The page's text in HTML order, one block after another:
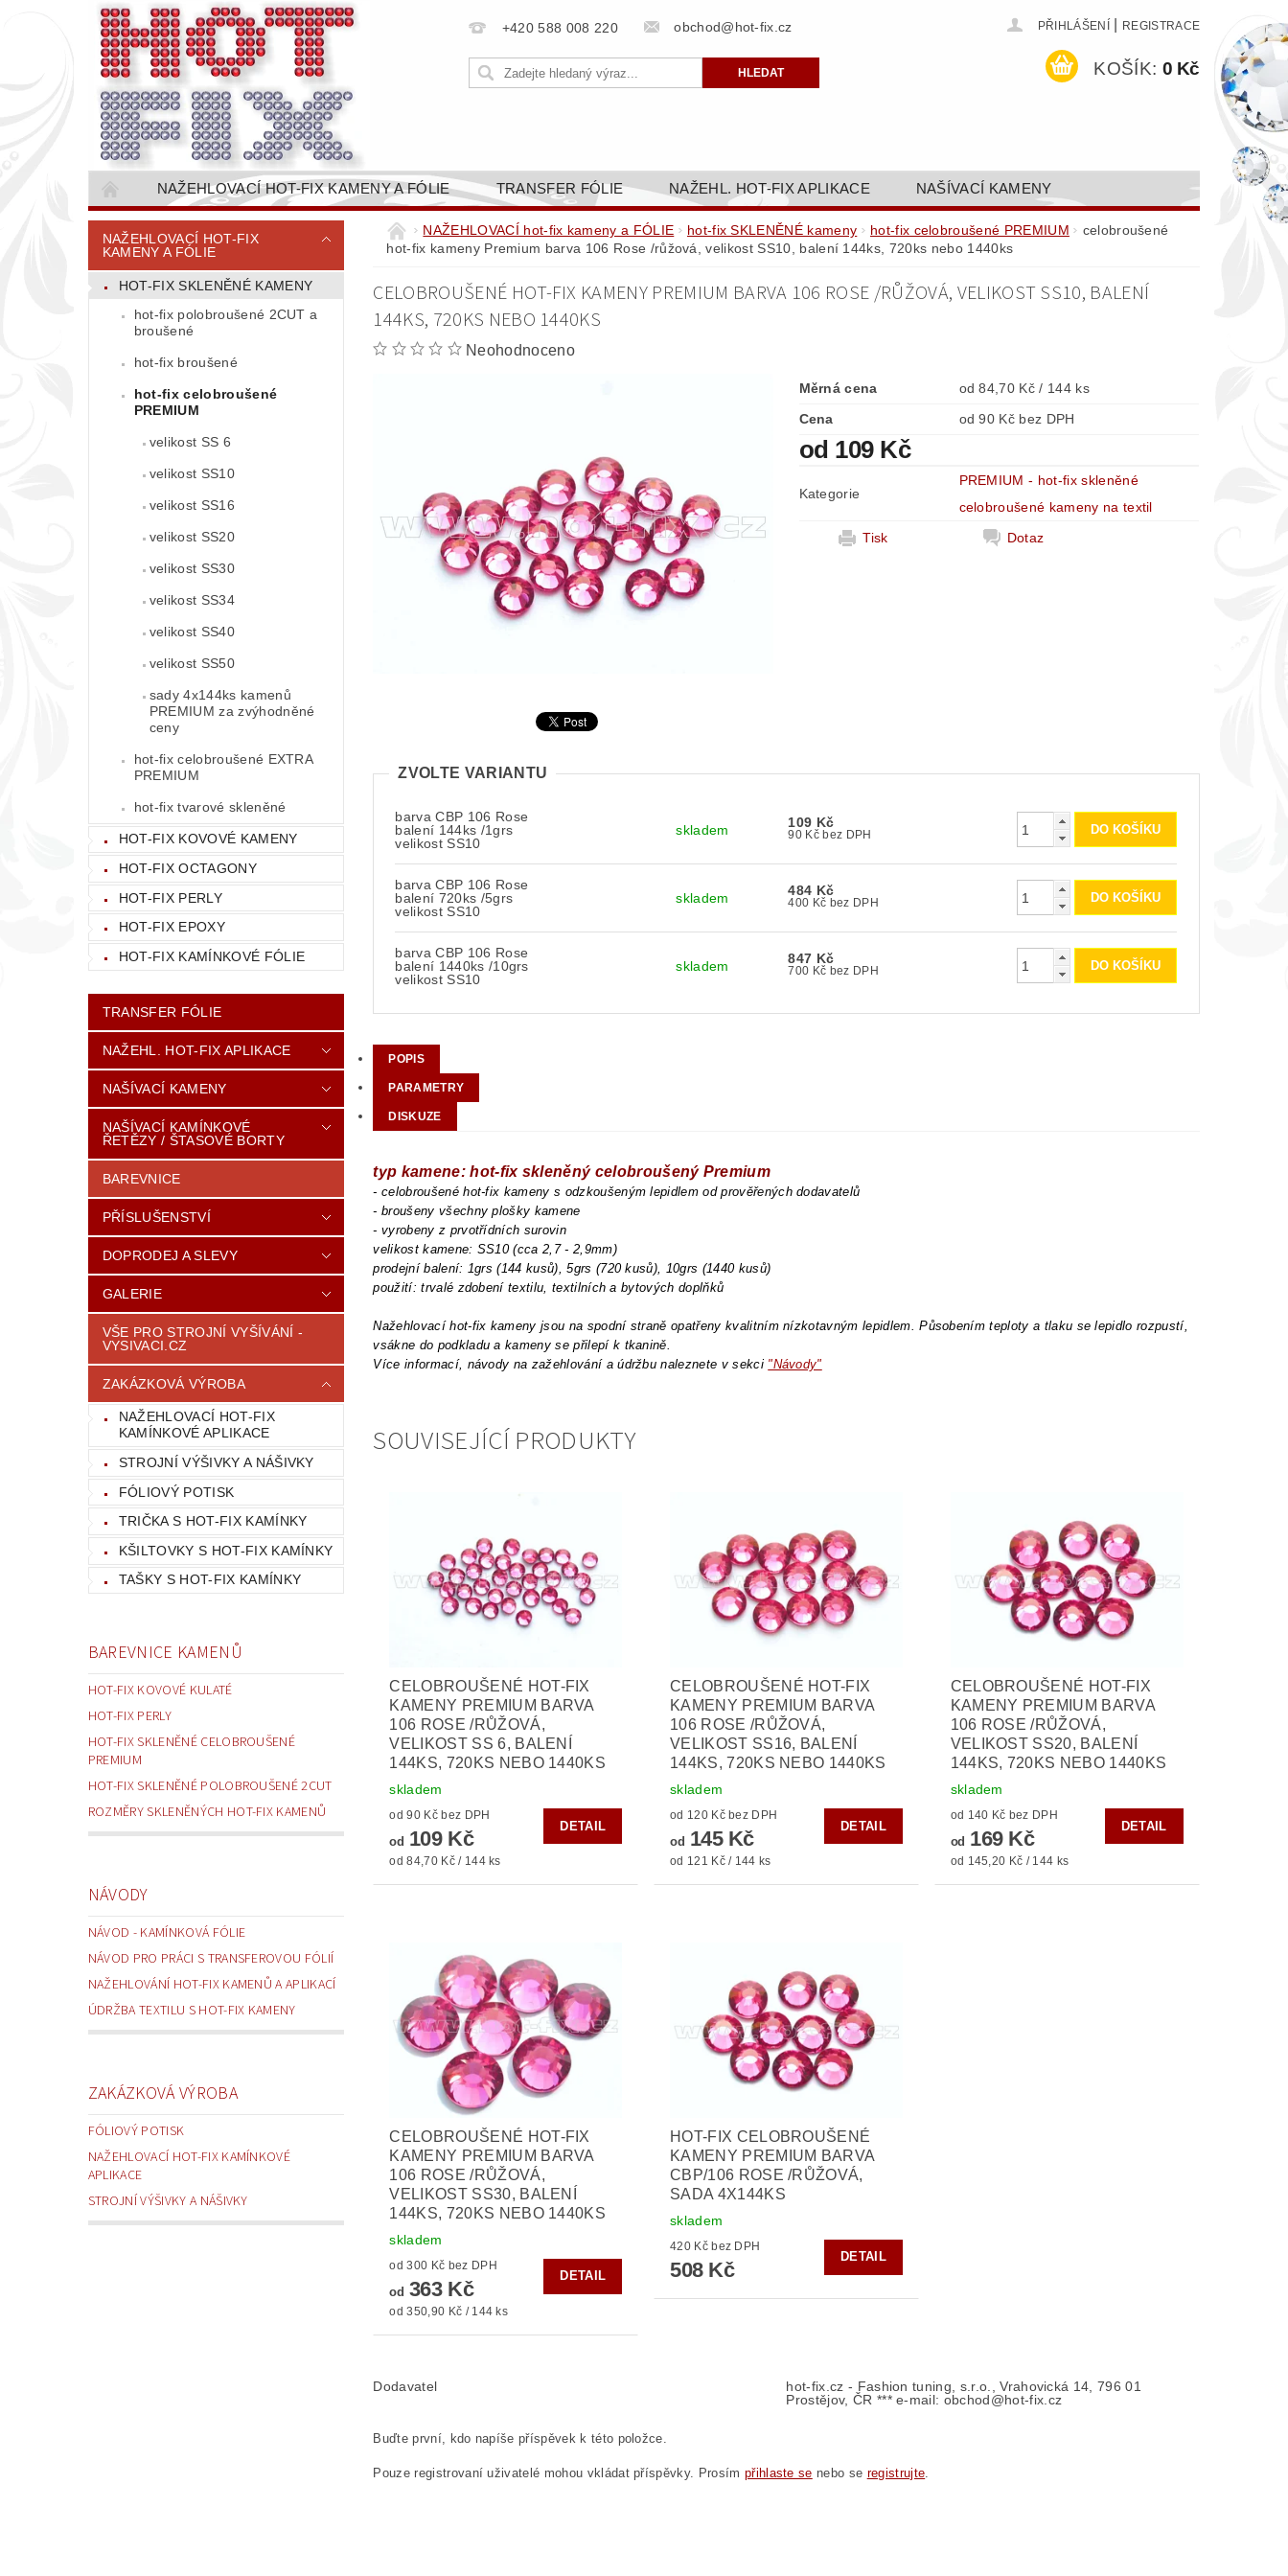
+420 588 008 220 obchod@hot-fix.cz PŘIHLÁŠENÍ REGISTRACE
KOŠÍK: 0 Kč
NAŽEHLOVACÍ HOT-FIX KAMENY A FÓLIE TRANSFER FÓLIE NAŽEHL. HOT-FIX APLIKACE NAŠÍVACÍ KAMENY
NAŠÍVACÍ KAMÍNKOVÉ ŘETĚZY / ŠTASOVÉ BORTY BAREVNICE PŘÍSLUŠENSTVÍ DOPRODEJ A SLEVY GALERIE
VŠE PRO STROJNÍ VYŠÍVÁNÍ - VYSIVACI.CZ ZAKÁZKOVÁ VÝROBA NAPIŠTE NÁM KONTAKTY FA FASHION TUNING, S.R.O.
BAREVNICE KAMENŮ NÁVODY OBCHODNÍ PODMÍNKY PRO E-SHOP HOT-FIX.CZ ZÁSADY OCHRANY OSOBNÍCH ÚDAJŮ
CENÍK DOPRAVY (NÁKLADŮ EXPEDICE) PLATNÝ OD 14. 1.2025
NAŽEHLOVACÍ HOT-FIX
KAMENY A FÓLIE
HOT-FIX SKLENĚNÉ KAMENY
hot-fix polobroušené 2CUT a
broušené
hot-fix broušené
hot-fix celobroušené
PREMIUM
velikost SS 6
velikost SS10
velikost SS16
velikost SS20
velikost SS30
velikost SS34
velikost SS40
velikost SS50
sady 4x144ks kamenů
PREMIUM za zvýhodněné
ceny
hot-fix celobroušené EXTRA
PREMIUM
hot-fix tvarové skleněné
HOT-FIX KOVOVÉ KAMENY
HOT-FIX OCTAGONY
HOT-FIX PERLY
HOT-FIX EPOXY
HOT-FIX KAMÍNKOVÉ FÓLIE
TRANSFER FÓLIE
NAŽEHL. HOT-FIX APLIKACE
NAŠÍVACÍ KAMENY
NAŠÍVACÍ KAMÍNKOVÉ
ŘETĚZY / ŠTASOVÉ BORTY
BAREVNICE
PŘÍSLUŠENSTVÍ
DOPRODEJ A SLEVY
GALERIE
VŠE PRO STROJNÍ VYŠÍVÁNÍ -
VYSIVACI.CZ
ZAKÁZKOVÁ VÝROBA
NAŽEHLOVACÍ HOT-FIX
KAMÍNKOVÉ APLIKACE
STROJNÍ VÝŠIVKY A NÁŠIVKY
FÓLIOVÝ POTISK
TRIČKA S HOT-FIX KAMÍNKY
KŠILTOVKY S HOT-FIX KAMÍNKY
TAŠKY S HOT-FIX KAMÍNKY
BAREVNICE KAMENŮ
HOT-FIX KOVOVÉ KULATÉ
HOT-FIX PERLY
HOT-FIX SKLENĚNÉ CELOBROUŠENÉ
PREMIUM
HOT-FIX SKLENĚNÉ POLOBROUŠENÉ 2CUT
ROZMĚRY SKLENĚNÝCH HOT-FIX KAMENŮ
NÁVODY
NÁVOD - KAMÍNKOVÁ FÓLIE
NÁVOD PRO PRÁCI S TRANSFEROVOU FÓLIÍ
NAŽEHLOVÁNÍ HOT-FIX KAMENŮ A APLIKACÍ
ÚDRŽBA TEXTILU S HOT-FIX KAMENY
ZAKÁZKOVÁ VÝROBA
FÓLIOVÝ POTISK
NAŽEHLOVACÍ HOT-FIX KAMÍNKOVÉ
APLIKACE
STROJNÍ VÝŠIVKY A NÁŠIVKY
NAŽEHLOVACÍ hot-fix kameny a FÓLIE hot-fix SKLENĚNÉ kameny hot-fix celobroušené PREMIUM
celobroušené
hot-fix kameny Premium barva 106 Rose /růžová, velikost SS10, balení 144ks, 720ks nebo 1440ks
CELOBROUŠENÉ HOT-FIX KAMENY PREMIUM BARVA 106 ROSE /RŮŽOVÁ, VELIKOST SS10, BALENÍ
144KS, 720KS NEBO 1440KS
Neohodnoceno
Měrná cena
od 84,70 Kč / 144 ks
Cena
od 90 Kč bez DPH
od 109 Kč
Kategorie
PREMIUM - hot-fix skleněné
celobroušené kameny na textil
Tisk
Dotaz
ZVOLTE VARIANTU
barva CBP 106 Rose
balení 144ks /1grs
velikost SS10
skladem 109 Kč
90 Kč bez DPH
barva CBP 106 Rose
balení 720ks /5grs
velikost SS10
skladem 484 Kč
400 Kč bez DPH
barva CBP 106 Rose
balení 1440ks /10grs
velikost SS10
skladem 847 Kč
700 Kč bez DPH
POPIS
PARAMETRY
DISKUZE
typ kamene: hot-fix skleněný celobroušený Premium
- celobroušené hot-fix kameny s odzkoušeným lepidlem od prověřených dodavatelů
- broušeny všechny plošky kamene
- vyrobeny z prvotřídních surovin
velikost kamene: SS10 (cca 2,7 - 2,9mm)
prodejní balení: 1grs (144 kusů), 5grs (720 kusů), 10grs (1440 kusů)
použití: trvalé zdobení textilu, textilních a bytových doplňků
Nažehlovací hot-fix kameny jsou na spodní straně opatřeny kvalitním nízkotavným lepidlem. Působením teploty a tlaku se lepidlo rozpustí,
vsákne do podkladu a kameny se přilepí k tkanině.
Více informací, návody na zažehlování a údržbu naleznete v sekci "Návody"
SOUVISEJÍCÍ PRODUKTY
CELOBROUŠENÉ HOT-FIX
KAMENY PREMIUM BARVA
106 ROSE /RŮŽOVÁ,
VELIKOST SS 6, BALENÍ
144KS, 720KS NEBO 1440KS
skladem
od 90 Kč bez DPH
od 109 Kč
od 84,70 Kč / 144 ks
DETAIL
CELOBROUŠENÉ HOT-FIX
KAMENY PREMIUM BARVA
106 ROSE /RŮŽOVÁ,
VELIKOST SS16, BALENÍ
144KS, 720KS NEBO 1440KS
skladem
od 120 Kč bez DPH
od 145 Kč
od 121 Kč / 144 ks
DETAIL
CELOBROUŠENÉ HOT-FIX
KAMENY PREMIUM BARVA
106 ROSE /RŮŽOVÁ,
VELIKOST SS20, BALENÍ
144KS, 720KS NEBO 1440KS
skladem
od 140 Kč bez DPH
od 169 Kč
od 145,20 Kč / 144 ks
DETAIL
CELOBROUŠENÉ HOT-FIX
KAMENY PREMIUM BARVA
106 ROSE /RŮŽOVÁ,
VELIKOST SS30, BALENÍ
144KS, 720KS NEBO 1440KS
skladem
od 300 Kč bez DPH
od 363 Kč
od 350,90 Kč / 144 ks
DETAIL
HOT-FIX CELOBROUŠENÉ
KAMENY PREMIUM BARVA
CBP/106 ROSE /RŮŽOVÁ,
SADA 4X144KS
skladem
420 Kč bez DPH
508 Kč
DETAIL
Dodavatel
hot-fix.cz - Fashion tuning, s.r.o., Vrahovická 14, 796 01
Prostějov, ČR *** e-mail: obchod@hot-fix.cz
Buďte první, kdo napíše příspěvek k této položce.
Pouze registrovaní uživatelé mohou vkládat příspěvky. Prosím přihlaste se nebo se registrujte